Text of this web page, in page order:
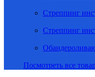
Стреппинг
Стреппинг
Посмотреть все